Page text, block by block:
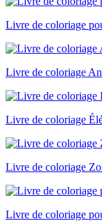
Livre de coloriage
Livre de coloriage
Livre de coloriage
Livre de coloriage
Livre de coloriage